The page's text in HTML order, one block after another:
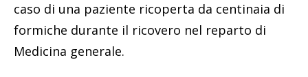
caso di una paziente ricoperta da centinaia di
formiche durante il ricovero nel reparto di
Medicina generale.